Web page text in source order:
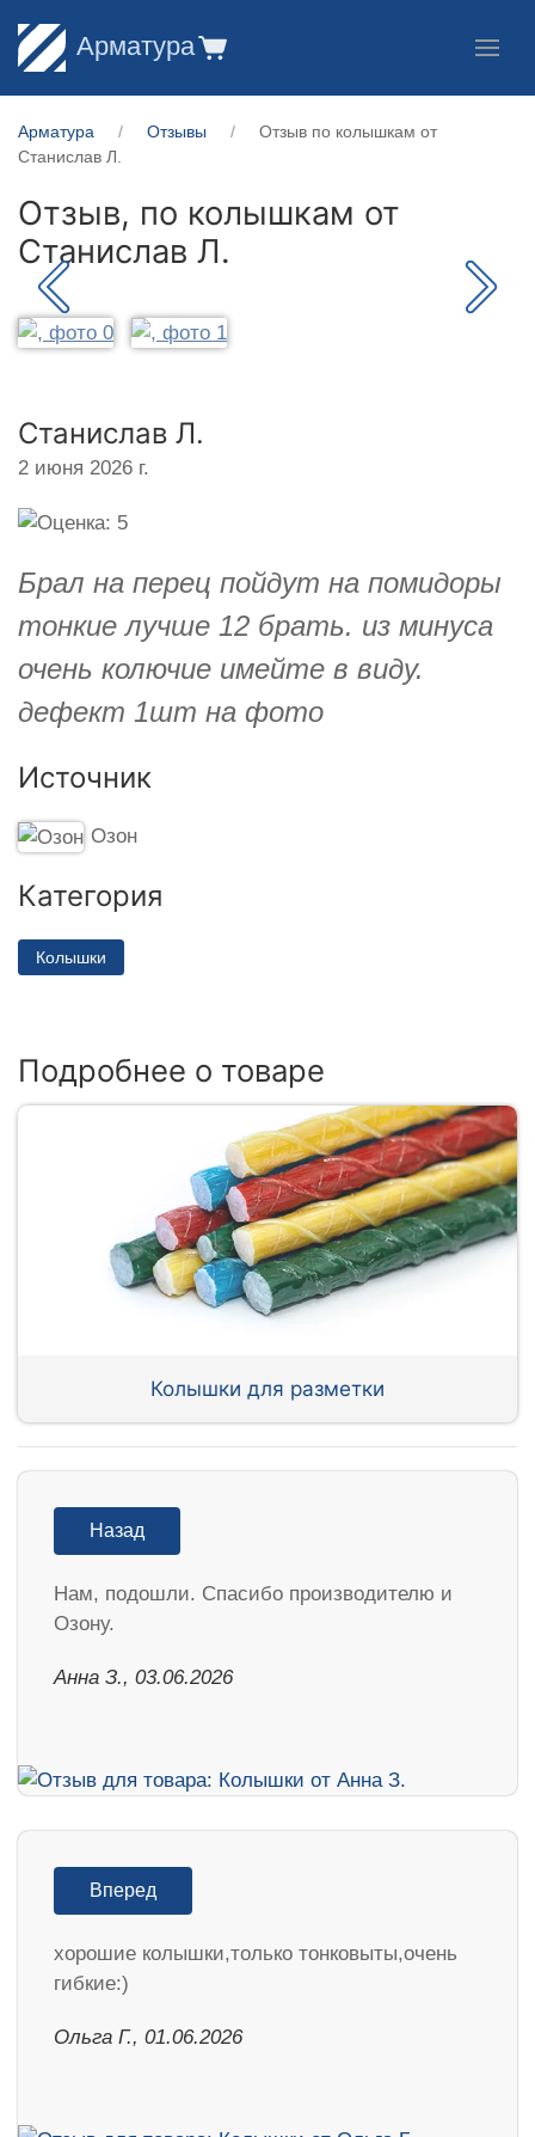
Арматура
Арматура Отзывы
Отзыв по колышкам от
Станислав Л.
Отзыв, по колышкам от
Станислав Л.
Станислав Л.
2 июня 2026 г.
Брал на перец пойдут на помидоры
тонкие лучше 12 брать. из минуса
очень колючие имейте в виду.
дефект 1шт на фото
Источник
Озон
Категория
Колышки
Подробнее о товаре
Колышки для разметки
Назад
Нам, подошли. Спасибо производителю и
Озону.
Анна З., 03.06.2026
Вперед
хорошие колышки,только тонковыты,очень
гибкие:)
Ольга Г., 01.06.2026